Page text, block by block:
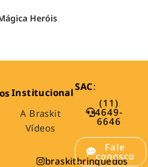
Heróis
Institucional
A Braskit
Vídeos
braskitbrinquedos
SAC:
(11)
4649-
6646
Fale
conosco